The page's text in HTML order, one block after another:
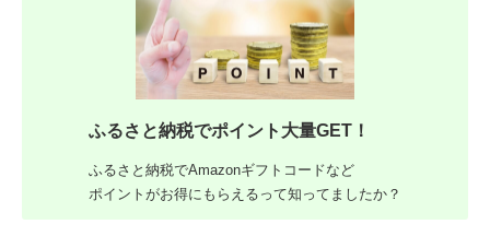
ふるさと納税でポイント大量GET！
ふるさと納税でAmazonギフトコードなど
ポイントがお得にもらえるって知ってましたか？